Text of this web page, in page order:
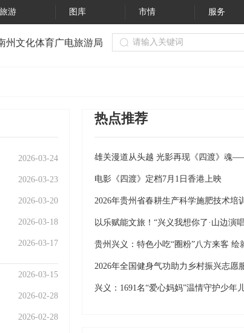
旅游 图库 市情 服务
文化体育广电旅游局（黔西南州文物局）关于进一步
2026-03-24
2026-03-23
2026-03-20
2026-03-18
2026-03-17
2026-03-15
2026-02-28
2026-02-28
热点推荐
雄关漫道从头越 光影再现《四渡》魂
《四渡》定档6月26日
电影《四渡》定档7月1日香港上映
2026年贵州省春耕生产科学施肥技术培
义举行
以乐赋能文旅！“兴义我想你了·山边演
7月18日燃情开唱
贵州兴义：特色小吃“圈粉”八方来客 绘
上的旅居”新画卷
2026年全国健身气功助力乡村振兴志愿
城千村交流展示活动贵州省启动仪式（
兴义：1691名“爱心妈妈”温情守护少年